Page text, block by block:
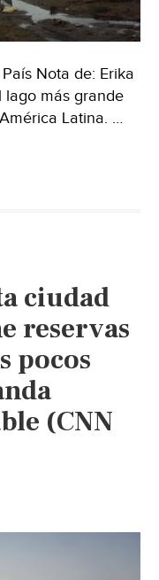
Nota de: Erika
lago más grande
Latina. …
ciudad
reservas
pocos
(CNN